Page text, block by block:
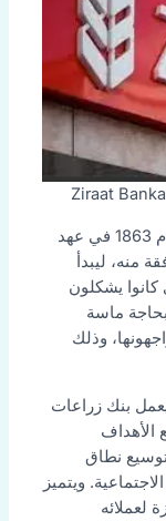
تأسس بنك زراعات Ziraat Bankasi في عام 1863 في عهد
منه، ليبدأ
يشكلون
ماسة
وذلك
تأسيسه يعمل بنك زراعات
الأهداف
نطاق
ويتميز
لعملائه